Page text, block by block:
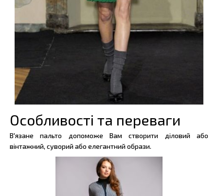
Особливості та переваги
В'язане пальто допоможе Вам створити діловий або
вінтажний, суворий або елегантний образи.